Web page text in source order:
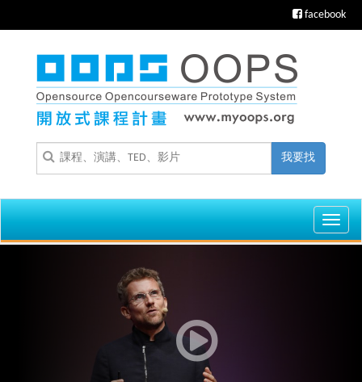
facebook
我要找